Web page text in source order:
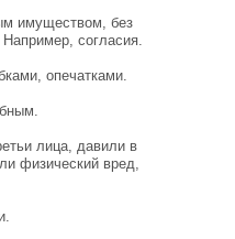
имуществом, без
согласия.
опечатками.
лица, давили в
физический вред,